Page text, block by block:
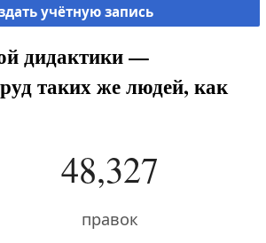
учётную запись
дидактики —
таких же людей, как
48,327
правок